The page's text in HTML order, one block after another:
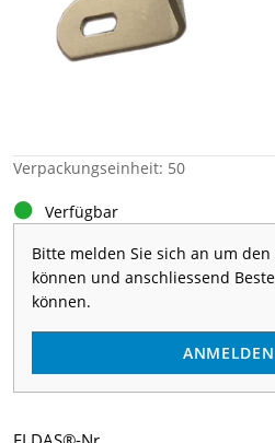
Verpackungseinheit: 50
Verfügbar
Bitte melden Sie sich an um
können und anschliessend
können.
ANMELDEN